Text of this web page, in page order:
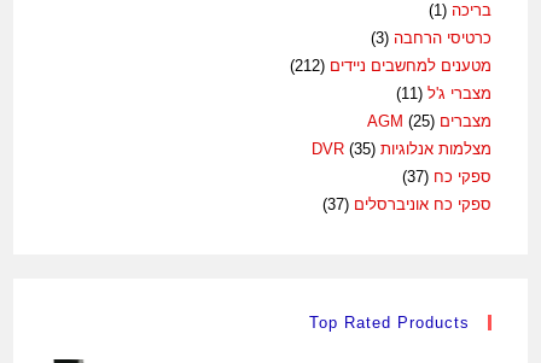
בריכה (1)
כרטיסי הרחבה (3)
מטענים למחשבים ניידים (212)
מצברי ג'ל (11)
מצברים AGM(25)
מצלמות אנלוגיות DVR(35)
ספקי כח (37)
ספקי כח אוניברסלים (37)
Top Rated Products